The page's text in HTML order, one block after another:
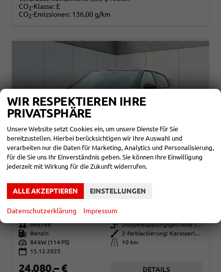
CO2-Klasse: E
CO2-Emissionen: 136,00 g/km
NISSAN JUKE
Fahrzeugnr. 866788 Getriebe
Doppelkupplungsgetriebe (DSG)
Kraftstoff
Benzin Außenfarbe
2-Farblackierung: Karosseriefarbe: Sunset Red Metallic / Dach in Kontrastfarbe in Black Metallic
Leistung 84 kW (114 PS) Kilometerstand
10 km
15.12.2025
24.080,– € DETAILS
WIR RESPEKTIEREN IHRE
PRIVATSPHÄRE
Unsere Website setzt Cookies ein, um unsere Dienste für Sie
bereitzustellen. Hierbei berücksichtigen wir Ihre Auswahl und
verarbeiten nur die Daten für Marketing, Analytics und Personalisierung,
für die Sie uns Ihr Einverständnis geben. Sie können Ihre Einwilligung
jederzeit mit Wirkung für die Zukunft widerrufen.
ALLE AKZEPTIEREN EINSTELLUNGEN
Datenschutzerklärung Impressum